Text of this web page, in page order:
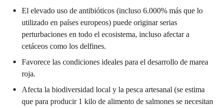
El elevado uso de antibióticos (incluso 6.000% más que lo
utilizado en países europeos) puede originar serias
perturbaciones en todo el ecosistema, incluso afectar a
cetáceos como los delfines.
Favorece las condiciones ideales para el desarrollo de marea
roja.
Afecta la biodiversidad local y la pesca artesanal (se estima
que para producir 1 kilo de alimento de salmones se necesitan